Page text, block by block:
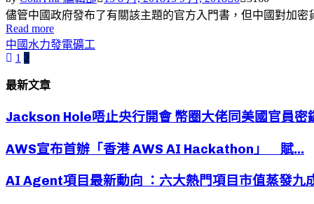
儘管中國政府發布了有關該主題的官方入門書，但中國對加密
Read more
中國 水力發電礦工
文
章
分
1 2
最新文章
Jackson Hole唔止央行開會 幣圈大佬同美國官員密
AWS宣布首辦「香港 AWS AI Hackathon」 賦...
AI Agent項目最新動向 ：六大熱門項目市值蒸發九